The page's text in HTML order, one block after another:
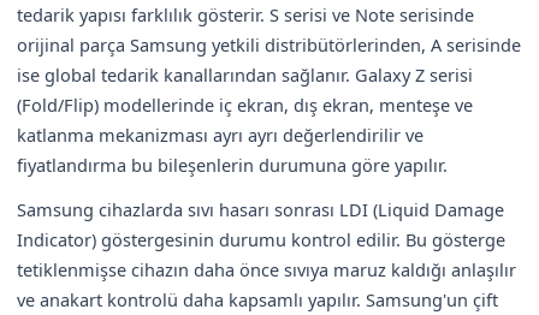
tedarik yapısı farklılık gösterir. S serisi ve Note serisinde
orijinal parça Samsung yetkili distribütörlerinden, A serisinde
ise global tedarik kanallarından sağlanır. Galaxy Z serisi
(Fold/Flip) modellerinde iç ekran, dış ekran, menteşe ve
katlanma mekanizması ayrı ayrı değerlendirilir ve
fiyatlandırma bu bileşenlerin durumuna göre yapılır.
Samsung cihazlarda sıvı hasarı sonrası LDI (Liquid Damage
Indicator) göstergesinin durumu kontrol edilir. Bu gösterge
tetiklenmişse cihazın daha önce sıvıya maruz kaldığı anlaşılır
ve anakart kontrolü daha kapsamlı yapılır. Samsung'un çift